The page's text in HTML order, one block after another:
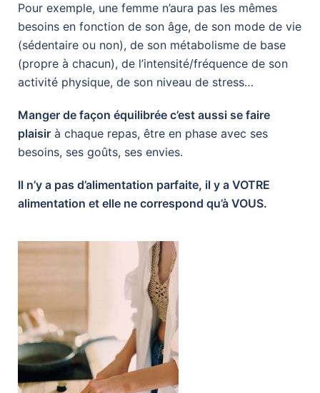
Pour exemple, une femme n’aura pas les mêmes
besoins en fonction de son âge, de son mode de vie
(sédentaire ou non), de son métabolisme de base
(propre à chacun), de l’intensité/fréquence de son
activité physique, de son niveau de stress…
Manger de façon équilibrée c’est aussi se faire
plaisir à chaque repas, être en phase avec ses
besoins, ses goûts, ses envies.
Il n’y a pas d’alimentation parfaite, il y a VOTRE
alimentation et elle ne correspond qu’à VOUS.